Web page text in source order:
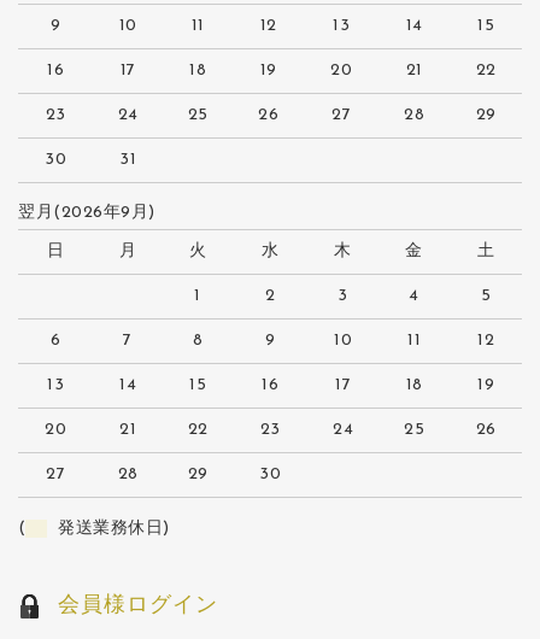
9 10 11 12 13 14 15
16 17 18 19 20 21 22
23 24 25 26 27 28 29
30 31
翌月(2026年9月)
日 月 火 水 木 金 土
1 2 3 4 5
6 7 8 9 10 11 12
13 14 15 16 17 18 19
20 21 22 23 24 25 26
27 28 29 30
( 発送業務休日)
会員様ログイン